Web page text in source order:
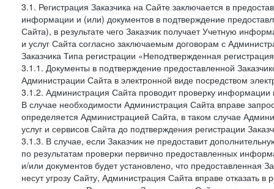
3.1. Регистрация Заказчика на Сайте заключается в
информации и (или) документов в подтверждение
Сайта), в результате чего Заказчик получает Учетную
и услуг Сайта согласно заключаемым договорам с
Заказчика Типа регистрации «Неподтвержденная
3.1.1. Документы в подтверждение предоставленной
Администрации Сайта в электронной виде посредством
3.1.2. Администрация Сайта проводит проверку информации
В случае необходимости Администрация Сайта вправе
определяется Администрацией Сайта, в таком случае
услуг и сервисов Сайта до подтверждения регистрации
3.1.3. В случае, если Заказчик не предоставит
по результатам проверки первично предоставленных
и/или документов будет установлено, что предоставленная
несут угрозу Сайту, Администрация Сайта вправе отказать